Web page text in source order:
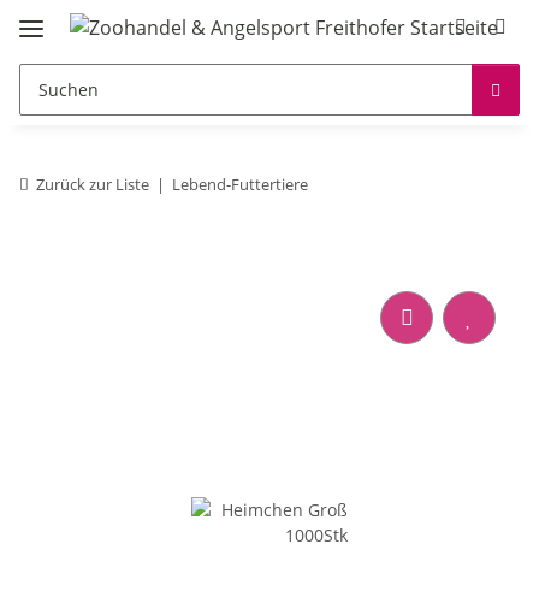
Zurück zur Liste Lebend-Futtertiere